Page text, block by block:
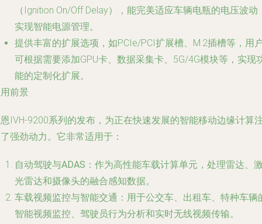
（Ignition On/Off Delay），能完美适应车辆电瓶的电压波动
实现智能电源管理。
提供丰富的扩展选项，如PCIe/PCI扩展槽、M.2插槽等，用
可根据需要添加GPU卡、数据采集卡、5G/4G模块等，实现
能的定制化扩展。
前景
IVH-9200系列的发布，为正在快速发展的智能移动边缘计算
强劲动力。它非常适用于：
自动驾驶与ADAS ：作为高性能车载计算单元，处理雷达、
光雷达和摄像头的融合感知数据。
车载视频监控与智能交通 ：用于公交车、出租车、特种车辆
智能视频监控、驾驶员行为分析和实时无线视频传输。